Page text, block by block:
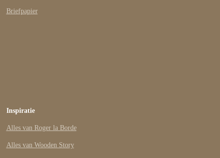
Briefpapier
Inspiratie
Alles van Roger la Borde
Alles van Wooden Story